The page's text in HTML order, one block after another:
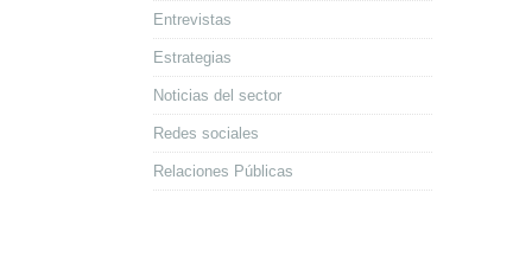
Entrevistas
Estrategias
Noticias del sector
Redes sociales
Relaciones Públicas